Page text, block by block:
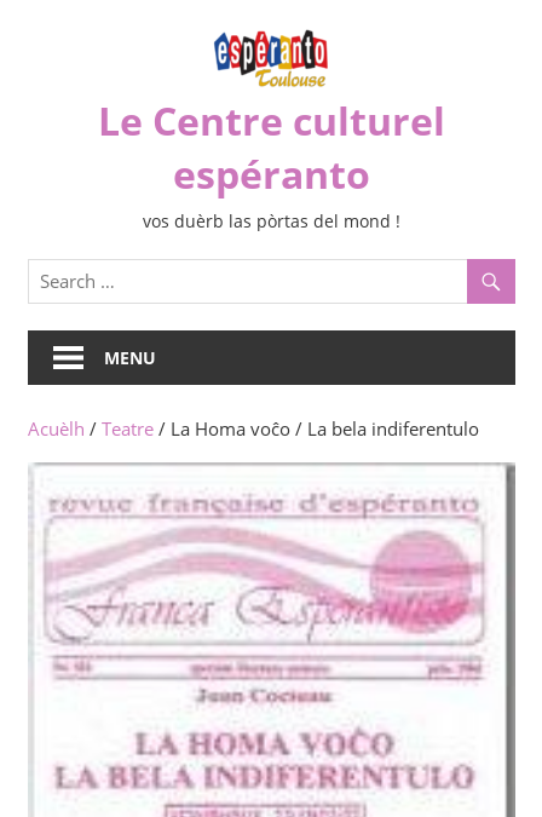
Le Centre culturel
espéranto
vos duèrb las pòrtas del mond !
MENU
Acuèlh / Teatre/ La Homa voĉo / La bela indiferentulo